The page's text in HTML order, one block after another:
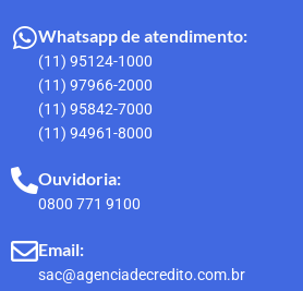
Whatsapp de atendimento:
(11) 95124-1000
(11) 97966-2000
(11) 95842-7000
(11) 94961-8000
Ouvidoria:
0800 771 9100
Email:
sac@agenciadecredito.com.br